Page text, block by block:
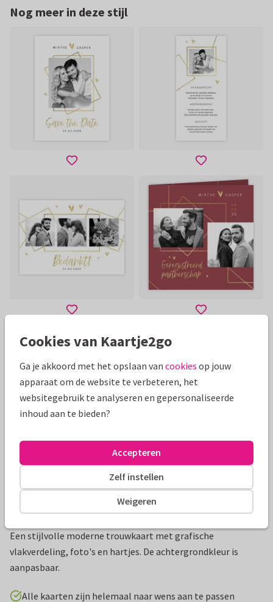
Nog meer in deze stijl
Mooie extra's bij je kaart
Productinformatie
Een stijlvolle moderne trouwkaart met grafische
vlakverdeling, foto's en hartjes. De achtergrondkleur is
aanpasbaar.
Alle kaarten zijn helemaal naar wens aan te passen
Cookies van Kaartje2go
Ga je akkoord met het opslaan van cookies op jouw
apparaat om de website te verbeteren, het
websitegebruik te analyseren en gepersonaliseerde
inhoud aan te bieden?
Weigeren
Zelf instellen
Accepteren